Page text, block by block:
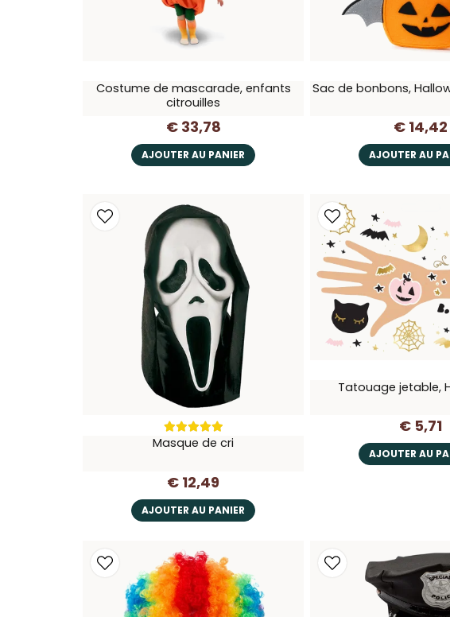
Costume de mascarade, enfants
citrouilles
€ 33,78
AJOUTER AU PANIER
Sac de bonbons,
€ 14,42
AJOUTER AU
Masque de cri
€ 12,49
AJOUTER AU PANIER
Tatouage jetable,
€ 5,71
AJOUTER AU